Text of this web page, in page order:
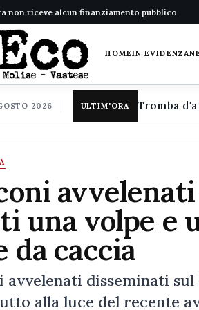
non riceve alcun finanziamento pubblico
HOMEIN EVIDENZA
2026 ULTIM'ORA
una volpe e
da caccia
avvelenati disseminati
alla luce del recente